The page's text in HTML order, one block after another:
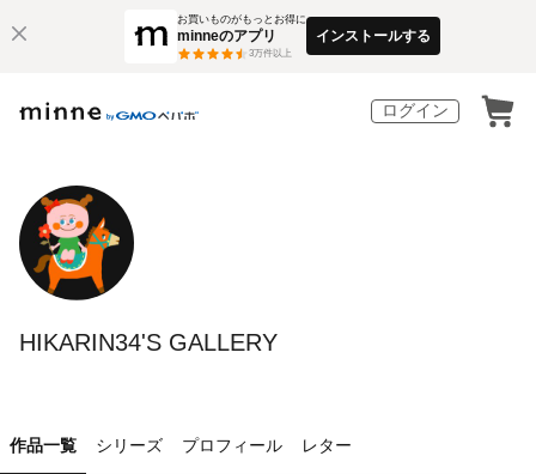
お買いものがもっとお得に
minneのアプリ
3万件以上
インストールする
ログイン
HIKARIN34'S GALLERY
作品一覧 シリーズ プロフィール レター